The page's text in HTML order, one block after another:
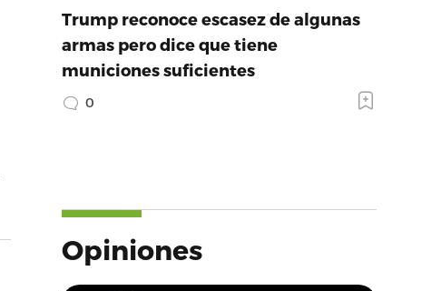
Trump reconoce escasez de algunas
armas pero dice que tiene
municiones suficientes
0
Opiniones